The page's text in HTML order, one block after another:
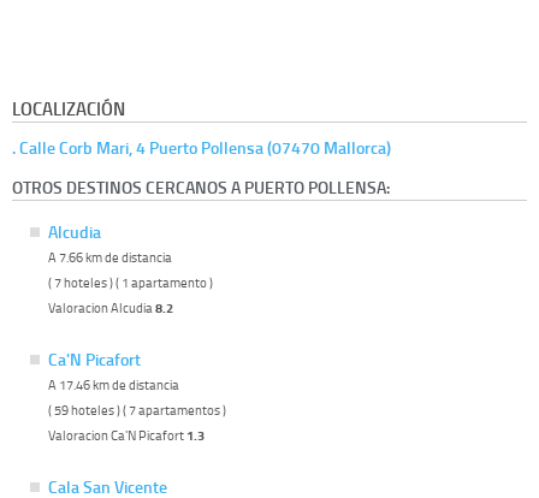
LOCALIZACIÓN
. Calle Corb Mari, 4 Puerto Pollensa (07470 Mallorca)
OTROS DESTINOS CERCANOS A PUERTO POLLENSA:
Alcudia
A 7.66 km de distancia
( 7 hoteles ) ( 1 apartamento )
Valoracion Alcudia 8.2
Ca'N Picafort
A 17.46 km de distancia
( 59 hoteles ) ( 7 apartamentos )
Valoracion Ca'N Picafort 1.3
Cala San Vicente